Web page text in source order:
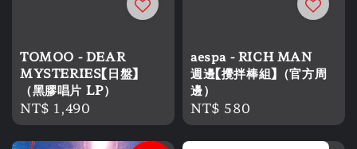
TOMOO - DEAR
MYSTERIES【日盤】
（黑膠唱片 LP）
Regular
price
NT$ 1,490
aespa - RICH MAN
週邊【攪拌棒組】（官方周
邊）
Regular
price
NT$ 580